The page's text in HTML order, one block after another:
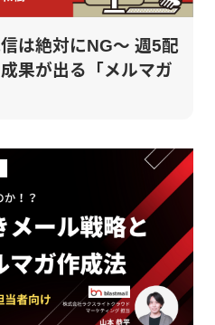
は絶対にNG～ 週5配
果が出る「メルマガ